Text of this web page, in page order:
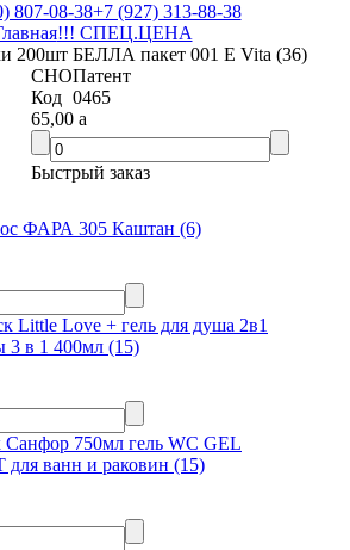
807-08-38+7 (927) 313-88-38
!!! СПЕЦ.ЦЕНА
200шт БЕЛЛА пакет 001 E Vita (36)
СНОПатент
Код
0465
65,00a
Быстрый заказ
ФАРА 305 Каштан (6)
Little Love + гель для душа 2в1
в 1 400мл (15)
Санфор 750мл гель WC GEL
ванн и раковин (15)